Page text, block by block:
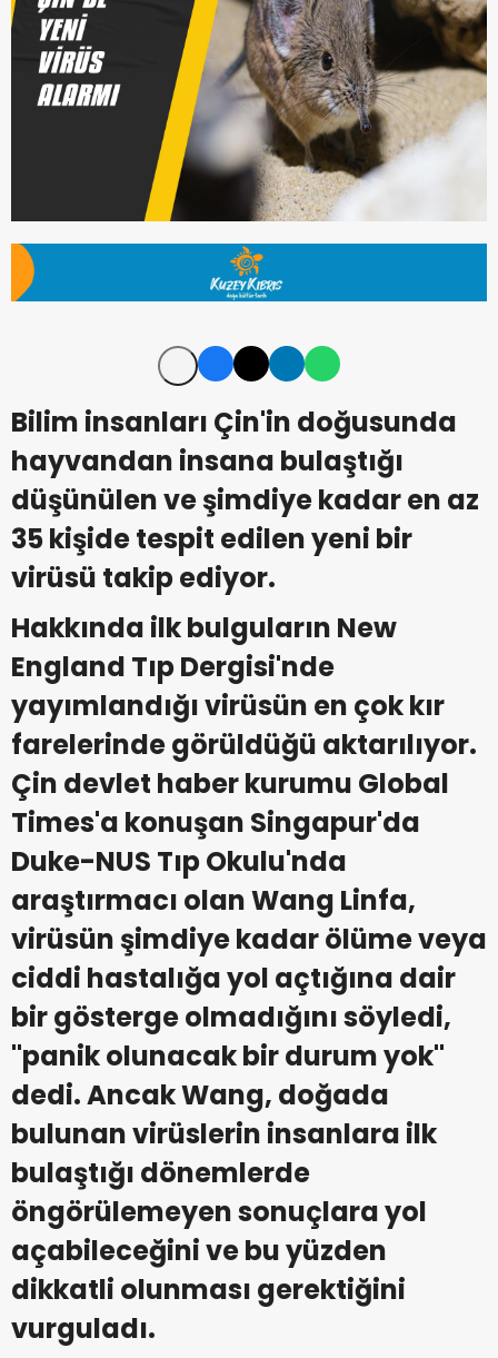
Bilim insanları Çin'in doğusunda
hayvandan insana bulaştığı
düşünülen ve şimdiye kadar en az
35 kişide tespit edilen yeni bir
virüsü takip ediyor.
Hakkında ilk bulguların New
England Tıp Dergisi'nde
yayımlandığı virüsün en çok kır
farelerinde görüldüğü aktarılıyor.
Çin devlet haber kurumu Global
Times'a konuşan Singapur'da
Duke-NUS Tıp Okulu'nda
araştırmacı olan Wang Linfa,
virüsün şimdiye kadar ölüme veya
ciddi hastalığa yol açtığına dair
bir gösterge olmadığını söyledi,
"panik olunacak bir durum yok"
dedi. Ancak Wang, doğada
bulunan virüslerin insanlara ilk
bulaştığı dönemlerde
öngörülemeyen sonuçlara yol
açabileceğini ve bu yüzden
dikkatli olunması gerektiğini
vurguladı.